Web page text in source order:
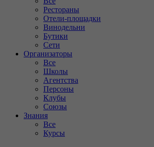
Рестораны
Отели-площадки
Винодельни
Бутики
Сети
Организаторы
Все
Школы
Агентства
Персоны
Клубы
Союзы
Знания
Все
Курсы